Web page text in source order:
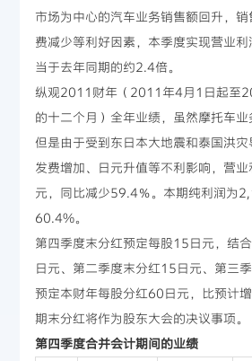
赛事运动
新闻资讯
市场为中心的汽车业务销售额回升，
费减少等利好因素，本季度实现营业
当于去年同期的约2.4倍。
纵观2011财年（2011年4月1日起至
的十二个月）全年业绩，虽然摩托车业
但是由于受到东日本大地震和泰国洪
发费增加、日元升值等不利影响，营
元，同比减少59.4％。本期纯利润为
60.4%。
第四季度末分红预定每股15日元，结
日元、第二季度末分红15日元、第三
预定本财年每股分红60日元，比预计
期末分红将作为股东大会的决议事项。
第四季度合并会计期间的业绩